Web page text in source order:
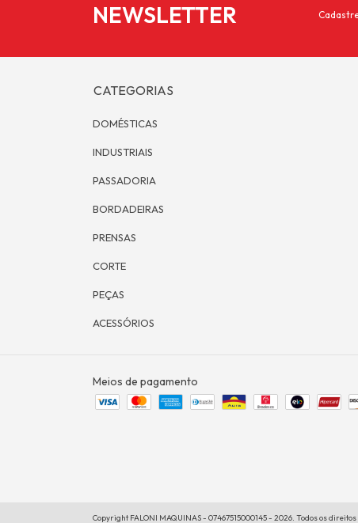
NEWSLETTER
CATEGORIAS
DOMÉSTICAS
INDUSTRIAIS
PASSADORIA
BORDADEIRAS
PRENSAS
CORTE
PEÇAS
ACESSÓRIOS
Meios de pagamento
Copyright FALONI MAQUINAS - 07467515000145 - 2026. Todos os